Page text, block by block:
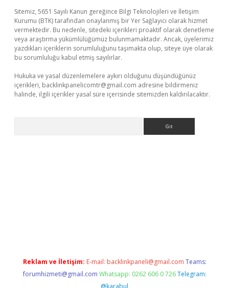
Sitemiz, 5651 Sayılı Kanun gereğince Bilgi Teknolojileri ve İletişim
Kurumu (BTK) tarafından onaylanmış bir Yer Sağlayıcı olarak hizmet
vermektedir. Bu nedenle, sitedeki içerikleri proaktif olarak denetleme
veya araştırma yükümlülüğümüz bulunmamaktadır. Ancak, üyelerimiz
yazdıkları içeriklerin sorumluluğunu taşımakta olup, siteye üye olarak
bu sorumluluğu kabul etmiş sayılırlar.
Hukuka ve yasal düzenlemelere aykırı olduğunu düşündüğünüz
içerikleri, backlinkpanelicomtr@gmail.com adresine bildirmeniz
halinde, ilgili içerikler yasal süre içerisinde sitemizden kaldırılacaktır.
Reklam ve İletişim: E-mail: backlinkpaneli@gmail.com Teams:
forumhizmeti@gmail.com Whatsapp: 0262 606 0 726 Telegram:
@karabul